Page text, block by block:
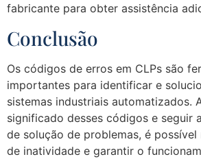
fabricante para obter assistência
Conclusão
Os códigos de erros em CLPs são
importantes para identificar e
sistemas industriais automatizados.
significado desses códigos e seguir
de solução de problemas, é
de inatividade e garantir o